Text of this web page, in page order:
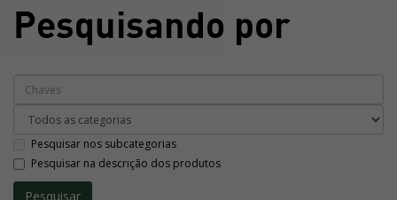
Pesquisando por
Pesquisar nos subcategorias
Pesquisar na descrição dos produtos